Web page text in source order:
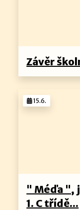
Závěr
" Méďa ",
1. C třídě...
15.6.